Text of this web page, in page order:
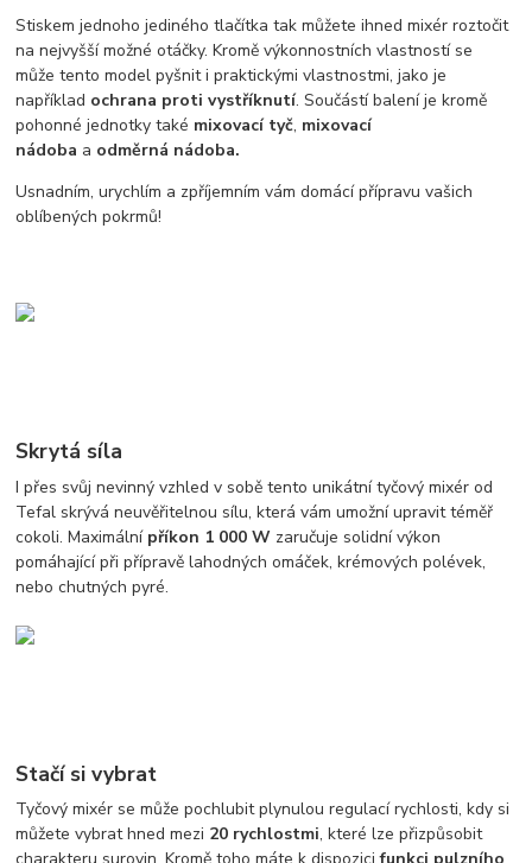
Stiskem jednoho jediného tlačítka tak můžete ihned mixér roztočit
na nejvyšší možné otáčky. Kromě výkonnostních vlastností se
může tento model pyšnit i praktickými vlastnostmi, jako je
například ochrana proti vystříknutí. Součástí balení je kromě
pohonné jednotky také mixovací tyč, mixovací
nádoba a odměrná nádoba.
Usnadním, urychlím a zpříjemním vám domácí přípravu vašich
oblíbených pokrmů!
Skrytá síla
I přes svůj nevinný vzhled v sobě tento unikátní tyčový mixér od
Tefal skrývá neuvěřitelnou sílu, která vám umožní upravit téměř
cokoli. Maximálnípříkon 1 000 W zaručuje solidní výkon
pomáhající při přípravě lahodných omáček, krémových polévek,
nebo chutných pyré.
Stačí si vybrat
Tyčový mixér se může pochlubit plynulou regulací rychlosti, kdy si
můžete vybrat hned mezi 20 rychlostmi, které lze přizpůsobit